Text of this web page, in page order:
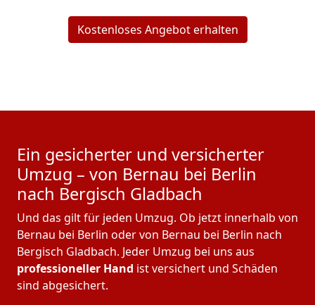
Kostenloses Angebot erhalten
Ein gesicherter und versicherter
Umzug – von Bernau bei Berlin
nach Bergisch Gladbach
Und das gilt für jeden Umzug. Ob jetzt innerhalb von
Bernau bei Berlin oder von Bernau bei Berlin nach
Bergisch Gladbach. Jeder Umzug bei uns aus
professioneller Hand ist versichert und Schäden
sind abgesichert.